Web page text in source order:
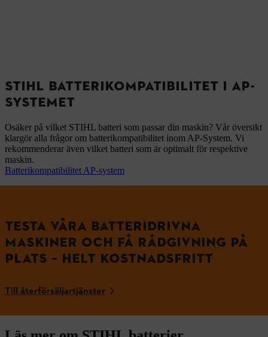
STIHL BATTERIKOMPATIBILITET I AP-
SYSTEMET
Osäker på vilket STIHL batteri som passar din maskin? Vår översikt
klargör alla frågor om batterikompatibilitet inom AP-System. Vi
rekommenderar även vilket batteri som är optimalt för respektive
maskin.
Batterikompatibilitet AP-system
TESTA VÅRA BATTERIDRIVNA
MASKINER OCH FÅ RÅDGIVNING PÅ
PLATS – HELT KOSTNADSFRITT
Till återförsäljartjänster